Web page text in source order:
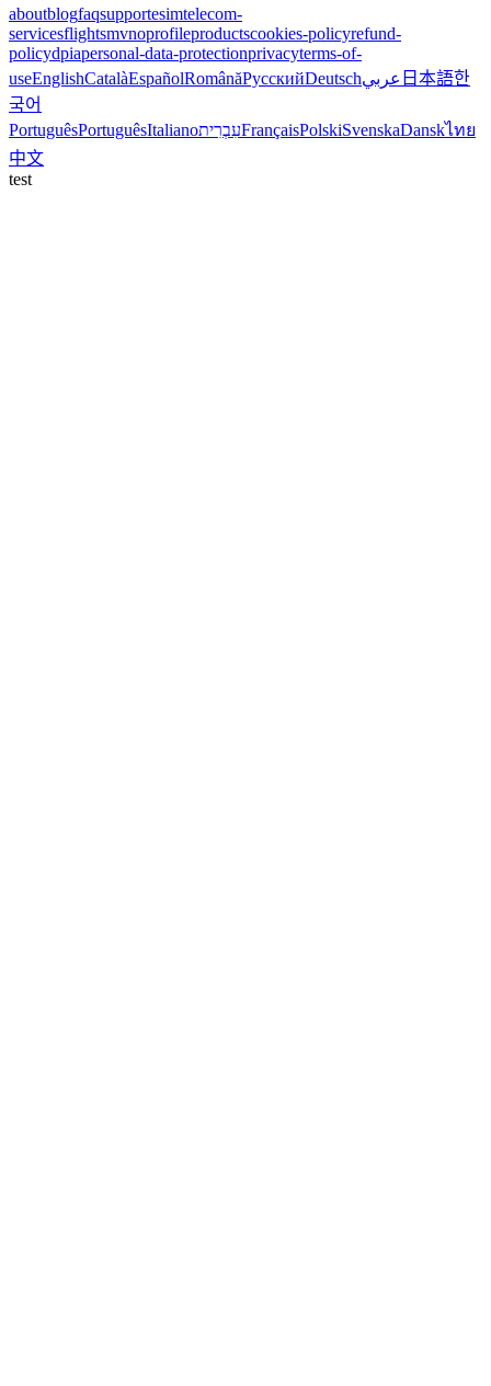
aboutblogfaqsupportesimtelecom-
servicesflightsmvnoprofileproductscookies-policyrefund-
policydpiapersonal-data-protectionprivacyterms-of-
useEnglishCatalàEspañolRomânăРусскийDeutschعربي 日本語한
국어
PortuguêsPortuguêsItalianoעִבְרִיתFrançaisPolskiSvenskaDanskไทย
中文
test